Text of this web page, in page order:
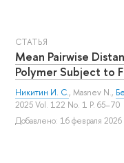
СТАТЬЯ
Mean Pairwise
Polymer Subject to
Никитин И. С.,Masnev N.,
2025 Vol. 122 No. 1 P. 65–70
Добавлено: 16 февраля 2026